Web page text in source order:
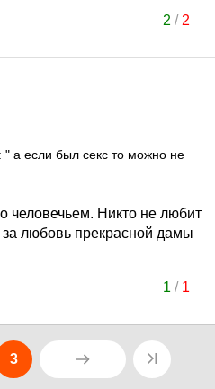
2 / 2
а если был секс то можно не
человечьем. Никто не любит
любовь прекрасной дамы
1 / 1
3